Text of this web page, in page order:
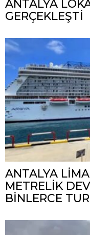
ANTALYA
GERÇEKLEŞTİ
ANTALYA
METRELİK
BİNLERCE